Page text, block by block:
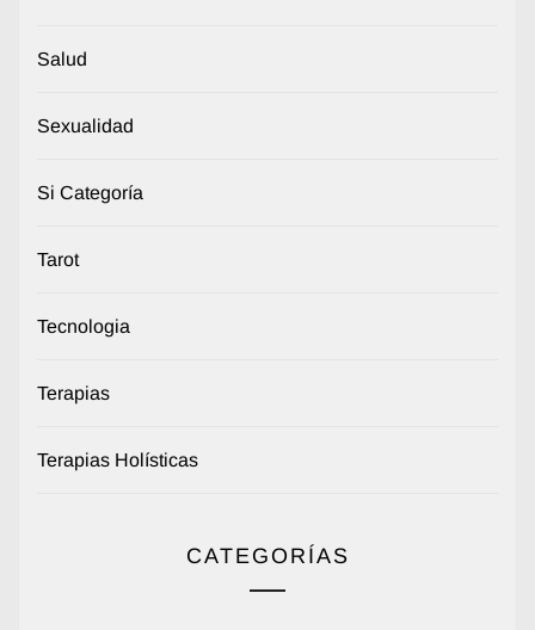
Salud
Sexualidad
Si Categoría
Tarot
Tecnologia
Terapias
Terapias Holísticas
CATEGORÍAS